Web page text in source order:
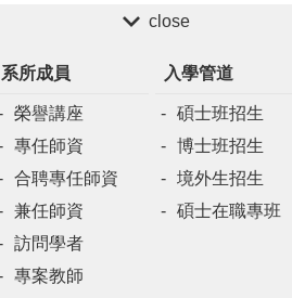
close
系所成員
榮譽講座
專任師資
合聘專任師資
兼任師資
訪問學者
專案教師
入學管道
碩士班招生
博士班招生
境外生招生
碩士在職專班